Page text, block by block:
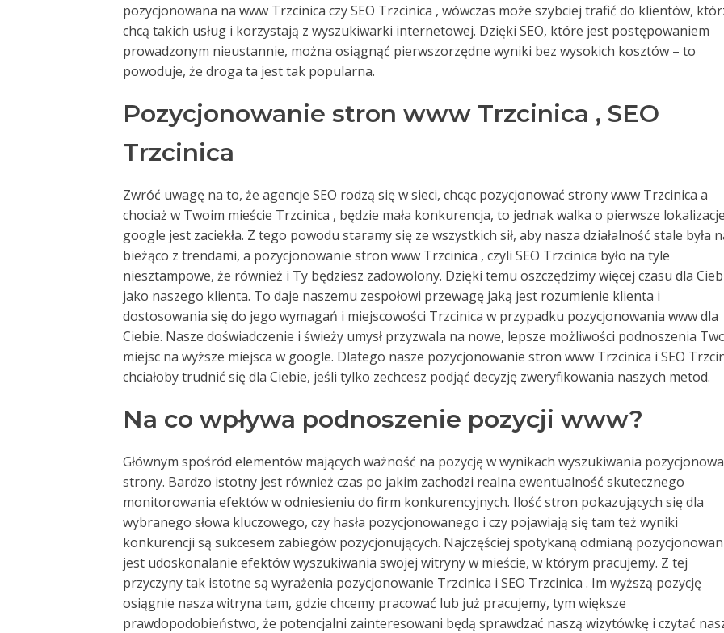
pozycjonowana na www Trzcinica czy SEO Trzcinica , wówczas może szybciej trafić do klientów,
chcą takich usług i korzystają z wyszukiwarki internetowej. Dzięki SEO, które jest postępowaniem
prowadzonym nieustannie, można osiągnąć pierwszorzędne wyniki bez wysokich kosztów – to
powoduje, że droga ta jest tak popularna.
Pozycjonowanie stron www Trzcinica , SEO
Trzcinica
Zwróć uwagę na to, że agencje SEO rodzą się w sieci, chcąc pozycjonować strony www Trzcinica a
chociaż w Twoim mieście Trzcinica , będzie mała konkurencja, to jednak walka o pierwsze
google jest zaciekła. Z tego powodu staramy się ze wszystkich sił, aby nasza działalność stale była
bieżąco z trendami, a pozycjonowanie stron www Trzcinica , czyli SEO Trzcinica było na tyle
niesztampowe, że również i Ty będziesz zadowolony. Dzięki temu oszczędzimy więcej czasu dla
jako naszego klienta. To daje naszemu zespołowi przewagę jaką jest rozumienie klienta i
dostosowania się do jego wymagań i miejscowości Trzcinica w przypadku pozycjonowania www dla
Ciebie. Nasze doświadczenie i świeży umysł przyzwala na nowe, lepsze możliwości podnoszenia
miejsc na wyższe miejsca w google. Dlatego nasze pozycjonowanie stron www Trzcinica i SEO
chciałoby trudnić się dla Ciebie, jeśli tylko zechcesz podjąć decyzję zweryfikowania naszych metod.
Na co wpływa podnoszenie pozycji www?
Głównym spośród elementów mających ważność na pozycję w wynikach wyszukiwania
strony. Bardzo istotny jest również czas po jakim zachodzi realna ewentualność skutecznego
monitorowania efektów w odniesieniu do firm konkurencyjnych. Ilość stron pokazujących się dla
wybranego słowa kluczowego, czy hasła pozycjonowanego i czy pojawiają się tam też wyniki
konkurencji są sukcesem zabiegów pozycjonujących. Najczęściej spotykaną odmianą
jest udoskonalanie efektów wyszukiwania swojej witryny w mieście, w którym pracujemy. Z tej
przyczyny tak istotne są wyrażenia pozycjonowanie Trzcinica i SEO Trzcinica . Im wyższą pozycję
osiągnie nasza witryna tam, gdzie chcemy pracować lub już pracujemy, tym większe
prawdopodobieństwo, że potencjalni zainteresowani będą sprawdzać naszą wizytówkę i czytać